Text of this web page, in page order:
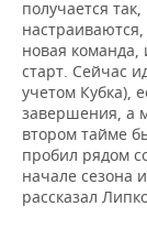
получается
новая
старт. Сейчас
учетом Кубка),
завершения, а
втором тайме
пробил рядом
начале сезона
рассказал